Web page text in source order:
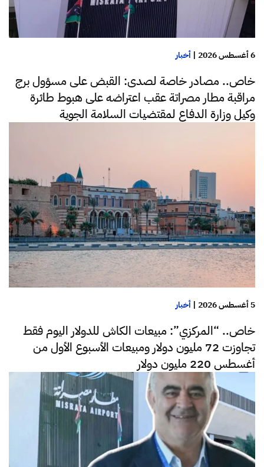
6 أغسطس 2026 | أخبار
خاص.. مصادر خاصة لصدى: القبض على مسؤول برج
مراقبة مطار مصراتة عقب اعتراضه على هبوط طائرة
وكيل وزارة الدفاع لمقتضيات السلامة الجوية
5 أغسطس 2026 | أخبار
خاص.. “المركزي”: مبيعات الكاش للدولار اليوم فقط
تجاوزت 72 مليون دولار ومبيعات الأسبوع الأول من
أغسطس 220 مليون دولار